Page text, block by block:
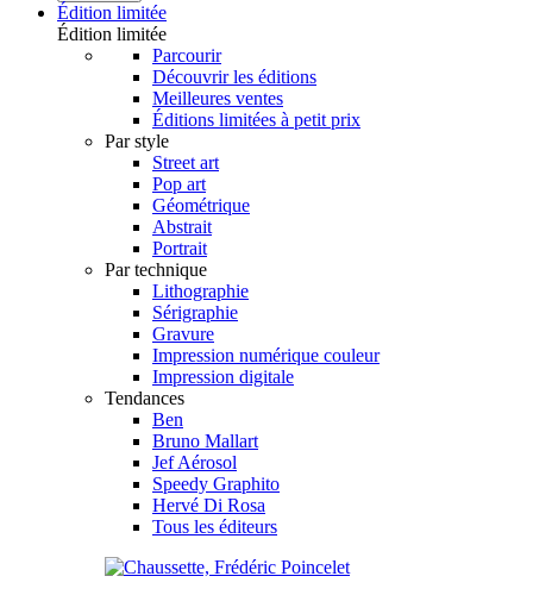
Édition limitée
Édition limitée
Parcourir
Découvrir les éditions
Meilleures ventes
Éditions limitées à petit prix
Par style
Street art
Pop art
Géométrique
Abstrait
Portrait
Par technique
Lithographie
Sérigraphie
Gravure
Impression numérique couleur
Impression digitale
Tendances
Ben
Bruno Mallart
Jef Aérosol
Speedy Graphito
Hervé Di Rosa
Tous les éditeurs